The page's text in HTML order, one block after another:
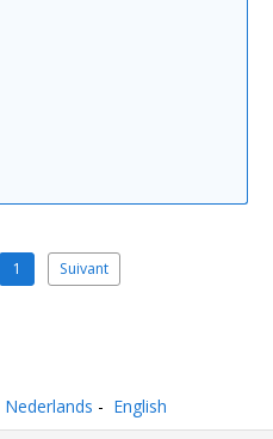
1 Suivant
Nederlands English